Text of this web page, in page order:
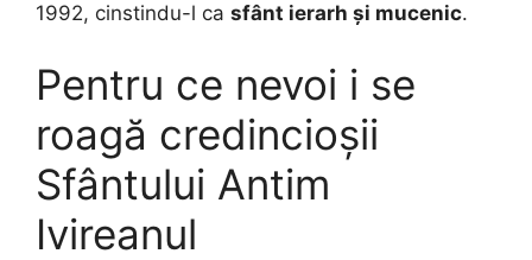
1992, cinstindu-l ca sfânt ierarh și mucenic.
Pentru ce nevoi i se
roagă credincioșii
Sfântului Antim
Ivireanul